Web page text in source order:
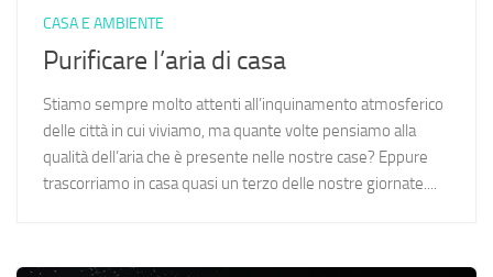
CASA E AMBIENTE
Purificare l’aria di casa
Stiamo sempre molto attenti all’inquinamento atmosferico
delle città in cui viviamo, ma quante volte pensiamo alla
qualità dell’aria che è presente nelle nostre case? Eppure
trascorriamo in casa quasi un terzo delle nostre giornate....